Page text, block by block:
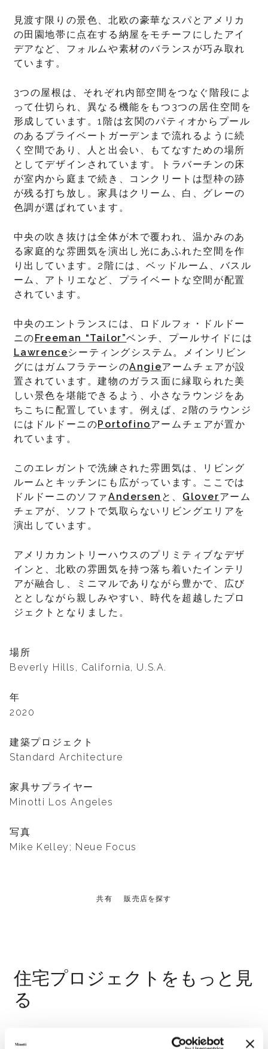
見渡す限りの景色、北欧の豪華なスパとアメリカ
の田園地帯に点在する納屋をモチーフにしたアイ
デアなど、フォルムや素材のバランスが巧み取れ
ています。
3つの屋根は、それぞれ内部空間をつなぐ階段によ
って仕切られ、異なる機能をもつ3つの居住空間を
形成しています。1階は玄関のパティオからプール
のあるプライベートガーデンまで流れるように続
く空間であり、人と出会い、もてなすための場所
としてデザインされています。トラバーチンの床
が室内から庭まで続き、コンクリートは型枠の跡
が残る打ち放し。家具はクリーム、白、グレーの
色調が選ばれています。
中央の吹き抜けは全体が木で覆われ、温かみのあ
る家庭的な雰囲気を演出し光にあふれた空間を作
り出しています。2階には、ベッドルーム、バスル
ーム、アトリエなど、プライベートな空間が配置
されています。
中央のエントランスには、ロドルフォ・ドルドー
ニのFreeman “Tailor”ベンチ、プールサイドには
Lawrenceシーティングシステム。メインリビン
グにはガムフラテーシのAngieアームチェアが設
置されています。建物のガラス面に縁取られた美
しい景色を堪能できるよう、小さなラウンジをあ
ちこちに配置しています。例えば、2階のラウンジ
にはドルドーニのPortofinoアームチェアが置か
れています。
このエレガントで洗練された雰囲気は、リビング
ルームとキッチンにも広がっています。ここでは
ドルドーニのソファAndersen と、 Gloverアーム
チェアが、ソフトで気取らないリビングエリアを
演出しています。
アメリカカントリーハウスのプリミティブなデザ
インと、北欧の雰囲気を持つ落ち着いたインテリ
アが融合し、ミニマルでありながら豊かで、広び
ととしながら親しみやすい、時代を超越したプロ
ジェクトとなりました。
場所
Beverly Hills, California, U.S.A.
年
2020
建築プロジェクト
Standard Architecture
家具サプライヤー
Minotti Los Angeles
写真
Mike Kelley; Neue Focus
共有 販売店を探す
住宅プロジェクトをもっと見
る